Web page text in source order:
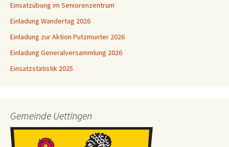
Einsatzübung im Seniorenzentrum
Einladung Wandertag 2026
Einladung zur Aktion Putzmunter 2026
Einladung Generalversammlung 2026
Einsatzstatistik 2025
Gemeinde Uettingen